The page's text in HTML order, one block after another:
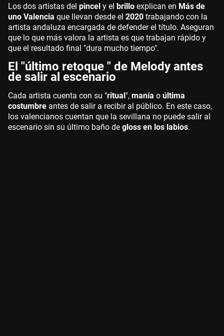
Los dos artistas del pincel y el brillo explican en Más de
uno Valencia que llevan desde el 2020 trabajando con la
artista andaluza encargada de defender el título. Aseguran
que lo que más valora la artista es que trabajan rápido y
que el resultado final "dura mucho tiempo".
El "último retoque " de Melody antes
de salir al escenario
Cada artista cuenta con su "ritual", manía o última
costumbre antes de salir a recibir al público. En este caso,
los valencianos cuentan que la sevillana no puede salir al
escenario sin su último baño de gloss en los labios.